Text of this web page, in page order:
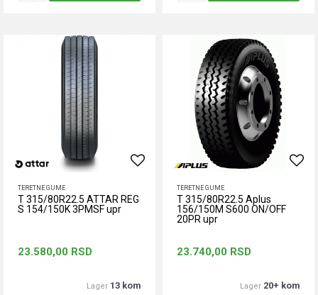
TERETNE GUME
T 315/80R22.5 ATTAR REG
S 154/150K 3PMSF upr
23.580,00 RSD
Lager 13 kom
TERETNE GUME
T 315/80R22.5 Aplus
156/150M S600 ON/OFF
20PR upr
23.740,00 RSD
Lager 20+ kom